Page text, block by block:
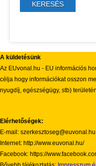
A küldetésünk
Az EUvonal.hu - EU információs
célja hogy információkat osszon
nyugdíj, egészségügy, stb)
Elérhetőségek:
E-mail: szerkesztoseg@euvonal.hu
Internet: http://www.euvonal.hu/
Facebook: https://